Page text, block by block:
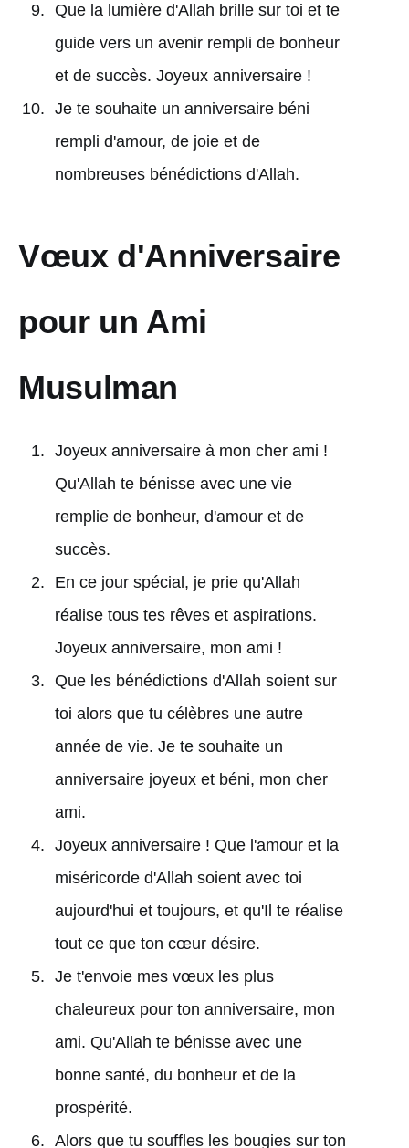
Que la lumière d'Allah brille sur toi et te
guide vers un avenir rempli de bonheur
et de succès. Joyeux anniversaire !
Je te souhaite un anniversaire béni
rempli d'amour, de joie et de
nombreuses bénédictions d'Allah.
Vœux d'Anniversaire
pour un Ami
Musulman
Joyeux anniversaire à mon cher ami !
Qu'Allah te bénisse avec une vie
remplie de bonheur, d'amour et de
succès.
En ce jour spécial, je prie qu'Allah
réalise tous tes rêves et aspirations.
Joyeux anniversaire, mon ami !
Que les bénédictions d'Allah soient sur
toi alors que tu célèbres une autre
année de vie. Je te souhaite un
anniversaire joyeux et béni, mon cher
ami.
Joyeux anniversaire ! Que l'amour et la
miséricorde d'Allah soient avec toi
aujourd'hui et toujours, et qu'Il te réalise
tout ce que ton cœur désire.
Je t'envoie mes vœux les plus
chaleureux pour ton anniversaire, mon
ami. Qu'Allah te bénisse avec une
bonne santé, du bonheur et de la
prospérité.
Alors que tu souffles les bougies sur ton